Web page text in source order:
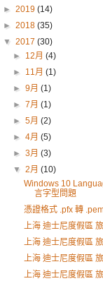
► 2019 (14)
► 2018 (35)
▼ 2017 (30)
► 12月(4)
► 11月(1)
►9月(1)
►7月(1)
►5月(2)
►4月(5)
►3月(3)
▼2月(10)
Windows 10
言字型問題
憑證格式 .pfx 轉
上海 迪士尼度假區
上海 迪士尼度假區
上海 迪士尼度假區
上海 迪士尼度假區